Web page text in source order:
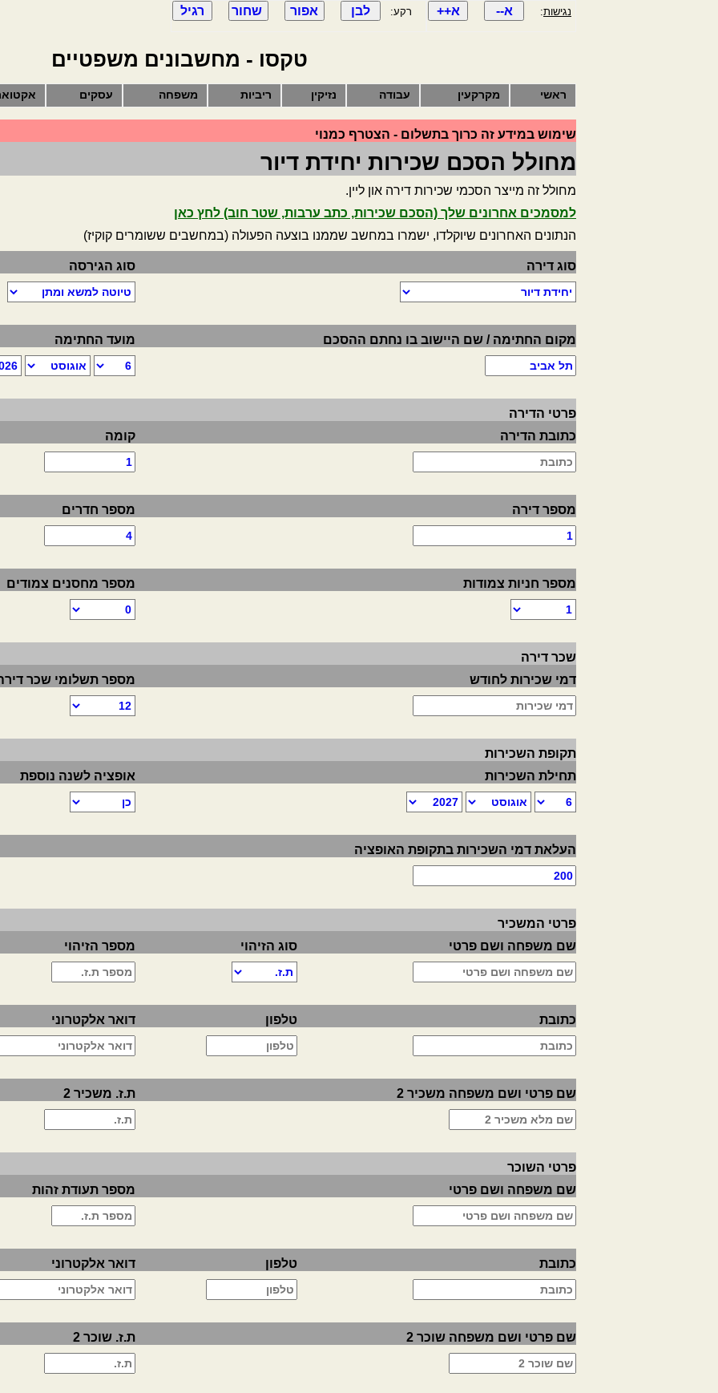
נגישות: רקע:
טקסו - מחשבונים משפטיים
ראשי מקרקעין עבודה נזיקין ריביות משפחה עסקים
שימוש במידע זה כרוך בתשלום - הצטרף כמנוי
מחולל הסכם שכירות יחידת דיור
מחולל זה מייצר הסכמי שכירות דירה און ליין.
למסמכים אחרונים שלך (הסכם שכירות, כתב ערבות, שטר חוב) לחץ כאן
הנתונים האחרונים שיוקלדו, ישמרו במחשב שממנו בוצעה הפעולה (במחשבים ששומרים קוקיז)
סוג דירה סוג הגירסה
מקום החתימה / שם היישוב בו נחתם ההסכם מועד החתימה
פרטי הדירה
כתובת הדירה
קומה
מספר דירה מספר חדרים
מספר חניות צמודות מספר מחסנים צמודים
שכר דירה
דמי שכירות לחודש
מספר תשלומי שכר
תקופת השכירות
תחילת השכירות
אופציה לשנה נוספת
העלאת דמי השכירות בתקופת האופציה
פרטי המשכיר
שם משפחה ושם פרטי
סוג הזיהוי מספר הזיהוי
כתובת טלפון דואר אלקטרוני
שם פרטי ושם משפחה משכיר 2 ת.ז. משכיר 2
פרטי השוכר
שם משפחה ושם פרטי
מספר תעודת זהות
כתובת טלפון דואר אלקטרוני
שם פרטי ושם משפחה שוכר 2 ת.ז. שוכר 2